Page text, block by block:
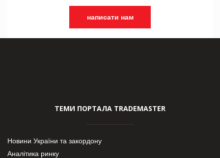
написати нам
ТЕМИ ПОРТАЛА TRADEMASTER
Новини України та закордону
Аналітика ринку